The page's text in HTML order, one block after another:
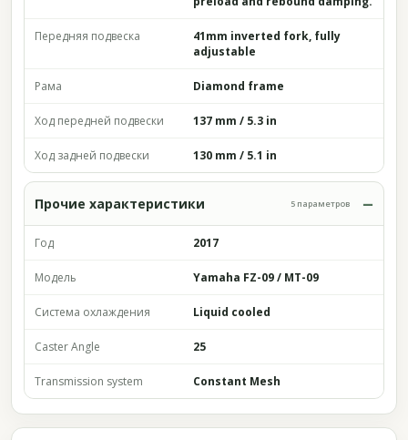
Передняя подвеска
41mm inverted fork, fully
adjustable
Рама Diamond frame
Ход передней подвески 137 mm / 5.3 in
Ход задней подвески 130 mm / 5.1 in
Прочие характеристики 5 параметров
Год 2017
Модель Yamaha FZ-09 / MT-09
Система охлаждения Liquid cooled
Caster Angle 25
Transmission system Constant Mesh